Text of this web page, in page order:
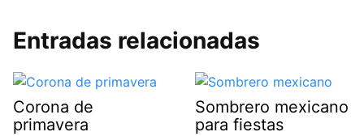
Entradas relacionadas
Corona de
primavera
Sombrero mexicano
para fiestas